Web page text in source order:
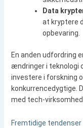
Data
at kryptere
opbevaring.
En anden udfordring
ændringer i teknologi
investere i forskning
konkurrencedygtige.
med tech-
Fremtidige